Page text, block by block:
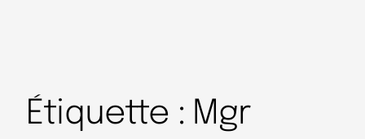
Étiquette : Mgr